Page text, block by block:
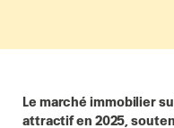
Le marché immobilier
attractif en 2025,